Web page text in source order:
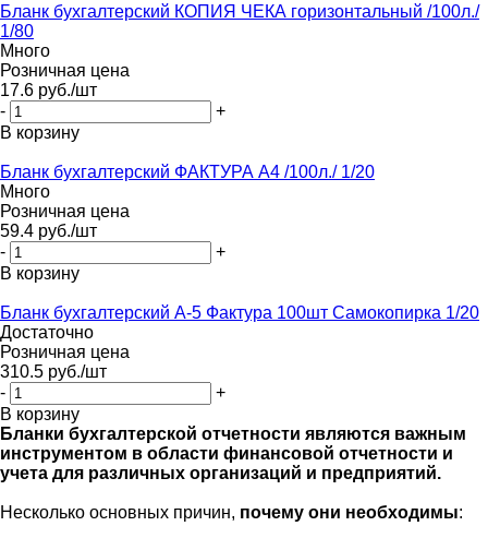
Бланк бухгалтерский КОПИЯ ЧЕКА горизонтальный /100л./
1/80
Много
Розничная цена
17.6 руб./шт
-
+
В корзину
Бланк бухгалтерский ФАКТУРА А4 /100л./ 1/20
Много
Розничная цена
59.4 руб./шт
-
+
В корзину
Бланк бухгалтерский А-5 Фактура 100шт Самокопирка 1/20
Достаточно
Розничная цена
310.5 руб./шт
-
+
В корзину
Бланки бухгалтерской отчетности являются важным
инструментом в области финансовой отчетности и
учета для различных организаций и предприятий.
Несколько основных причин, почему они необходимы: